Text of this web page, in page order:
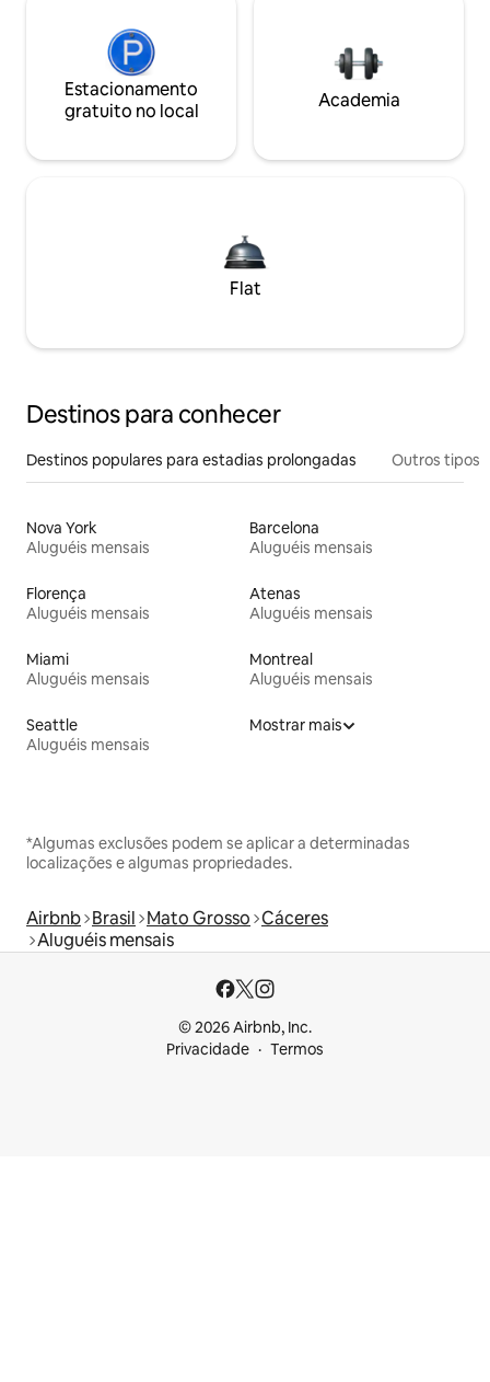
Estacionamento
gratuito no local
Academia
Flat
Destinos para conhecer
Destinos populares para estadias prolongadas Outros tipos
Nova York
Aluguéis mensais
Barcelona
Aluguéis mensais
Florença
Aluguéis mensais
Atenas
Aluguéis mensais
Miami
Aluguéis mensais
Montreal
Aluguéis mensais
Seattle
Aluguéis mensais
Mostrar mais
*Algumas exclusões podem se aplicar a determinadas
localizações e algumas propriedades.
Airbnb Brasil Mato Grosso Cáceres
Aluguéis mensais
© 2026 Airbnb, Inc.
Privacidade
Termos